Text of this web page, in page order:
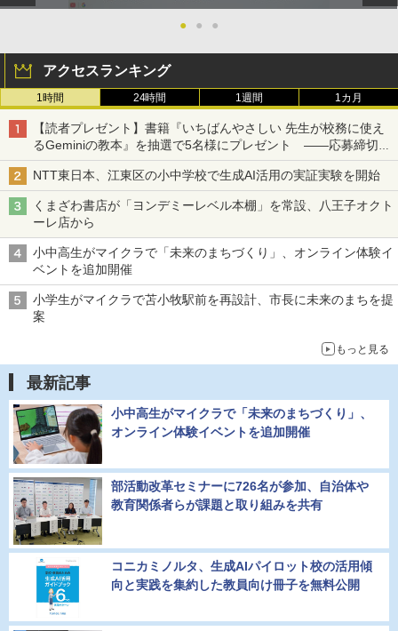
● ● ●
アクセスランキング
1時間 24時間 1週間 1カ月
【読者プレゼント】書籍『いちばんやさしい 先生が校務に使え
るGeminiの教本』を抽選で5名様にプレゼント ――応募締切は
2026年8月12日（水）まで
NTT東日本、江東区の小中学校で生成AI活用の実証実験を開始
くまざわ書店が「ヨンデミーレベル本棚」を常設、八王子オクト
ーレ店から
小中高生がマイクラで「未来のまちづくり」、オンライン体験イ
ベントを追加開催
小学生がマイクラで苫小牧駅前を再設計、市長に未来のまちを提
案
もっと見る
最新記事
小中高生がマイクラで「未来のまちづくり」、
オンライン体験イベントを追加開催
部活動改革セミナーに726名が参加、自治体や
教育関係者らが課題と取り組みを共有
コニカミノルタ、生成AIパイロット校の活用傾
向と実践を集約した教員向け冊子を無料公開